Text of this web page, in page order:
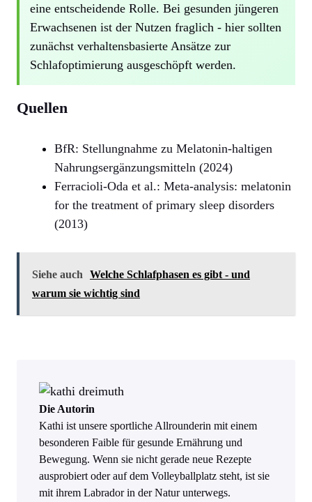
eine entscheidende Rolle. Bei gesunden jüngeren
Erwachsenen ist der Nutzen fraglich - hier sollten
zunächst verhaltensbasierte Ansätze zur
Schlafoptimierung ausgeschöpft werden.
Quellen
BfR: Stellungnahme zu Melatonin-haltigen
Nahrungsergänzungsmitteln (2024)
Ferracioli-Oda et al.: Meta-analysis: melatonin
for the treatment of primary sleep disorders
(2013)
Siehe auch
Welche Schlafphasen es gibt - und
warum sie wichtig sind
Die Autorin
Kathi ist unsere sportliche Allrounderin mit einem
besonderen Faible für gesunde Ernährung und
Bewegung. Wenn sie nicht gerade neue Rezepte
ausprobiert oder auf dem Volleyballplatz steht, ist sie
mit ihrem Labrador in der Natur unterwegs.